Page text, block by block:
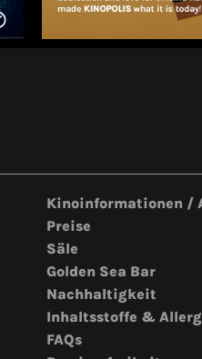
Kinoinformationen /
Preise
Säle
Golden Sea Bar
Nachhaltigkeit
Inhaltsstoffe &
FAQs